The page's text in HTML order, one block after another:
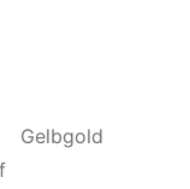
Gelbgold